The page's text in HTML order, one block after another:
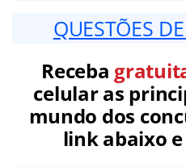
QUESTÕES
Receba
celular as
mundo dos
link abaixo